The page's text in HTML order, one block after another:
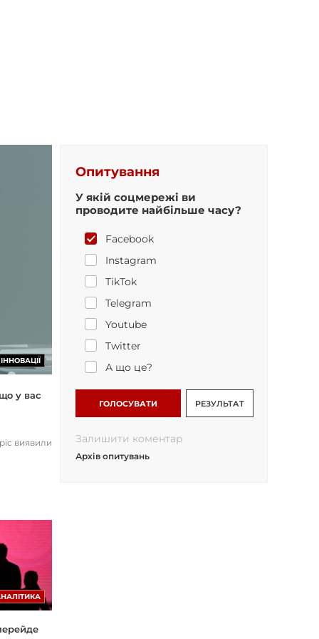
ІННОВАЦІЇ
у вас
виявили
Опитування
У якій соцмережі ви
проводите найбільше часу?
Facebook
Instagram
TikTok
Telegram
Youtube
Twitter
А що це?
ГОЛОСУВАТИ РЕЗУЛЬТАТ
Залишити коментар
Архів опитувань